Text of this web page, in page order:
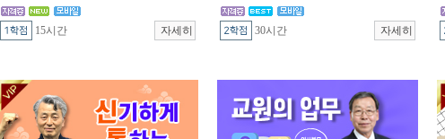
15시간 30시간